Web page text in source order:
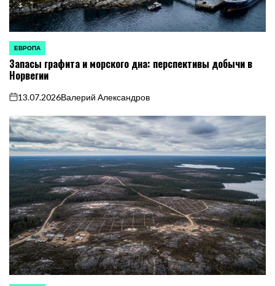
ОПУБЛИКОВАНО
В
ЕВРОПА
Запасы графита и морского дна: перспективы добычи в
Норвегии
on
13.07.2026Валерий Александров